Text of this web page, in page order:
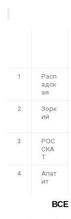
1
Расп
адск
ая
2
Зорк
ий
3
РОС
СКА
Т
4
Апат
ит